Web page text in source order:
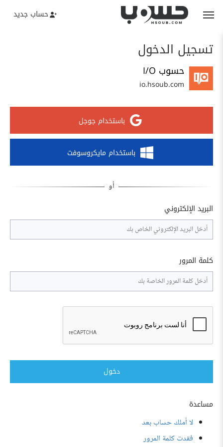
حساب جديد
تسجيل الدخول
حسوب I/O
io.hsoub.com
باستخدام جوجل
باستخدام مايكروسوفت
البريد الإلكتروني
كلمة المرور
دخول
مساعدة
لا أملك حساب بعد
فقدت كلمة المرور